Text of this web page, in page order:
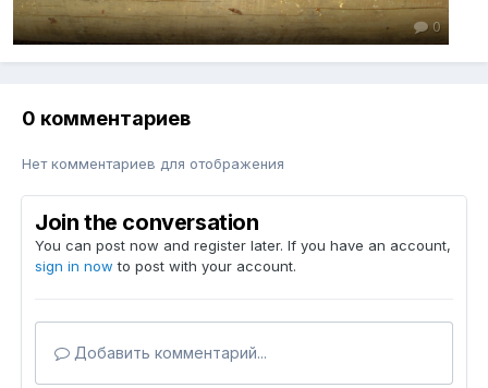
0
0 комментариев
Нет комментариев для отображения
Join the conversation
You can post now and register later. If you have an account,
sign in now to post with your account.
Добавить комментарий...